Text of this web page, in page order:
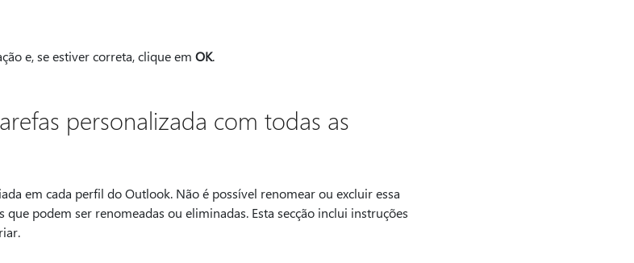
e, se estiver correta, clique em OK.
personalizada com todas as
em cada perfil do Outlook. Não é possível renomear ou excluir essa
que podem ser renomeadas ou eliminadas. Esta secção inclui instruções